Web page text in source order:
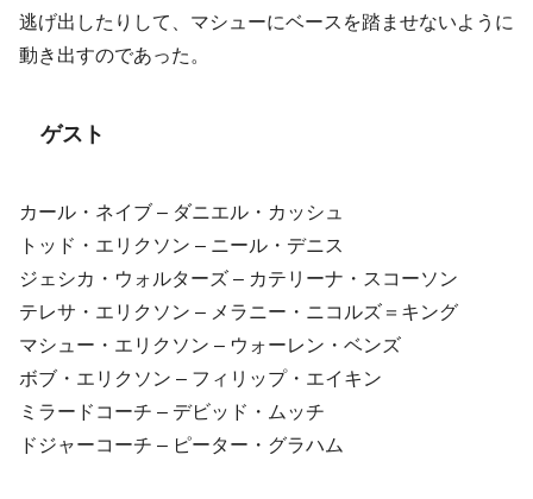
逃げ出したりして、マシューにベースを踏ませないように
動き出すのであった。
ゲスト
カール・ネイブ – ダニエル・カッシュ
トッド・エリクソン – ニール・デニス
ジェシカ・ウォルターズ – カテリーナ・スコーソン
テレサ・エリクソン – メラニー・ニコルズ＝キング
マシュー・エリクソン – ウォーレン・ベンズ
ボブ・エリクソン – フィリップ・エイキン
ミラードコーチ – デビッド・ムッチ
ドジャーコーチ – ピーター・グラハム